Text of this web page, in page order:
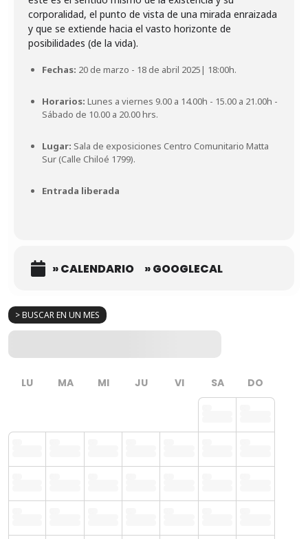
> BUSCAR EN UN MES
LU MA MI JU VI SA DO
corporalidad, el punto de vista de una mirada enraizada
y que se extiende hacia el vasto horizonte de
Fechas: 20 de marzo - 18 de abril 2025| 18:00h.
Horarios: Lunes a viernes 9.00 a 14.00h - 15.00 a 21.00h -
Sábado de 10.00 a 20.00 hrs.
Lugar: Sala de exposiciones Centro Comunitario Matta
Sur (Calle Chiloé 1799).
Entrada liberada
» CALENDARIO » GOOGLECAL